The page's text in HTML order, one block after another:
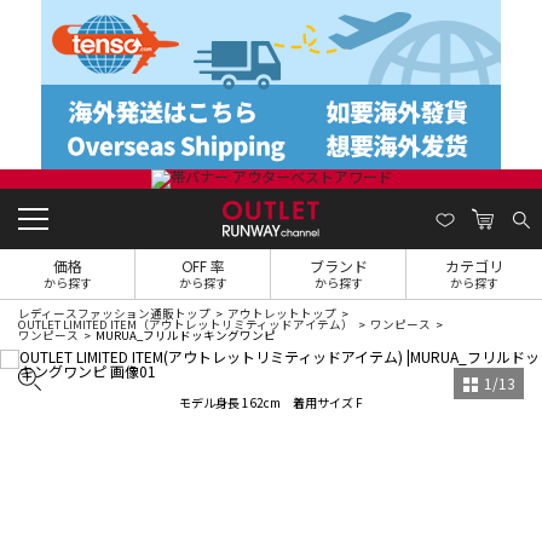
価格
から探す
OFF 率
から探す
ブランド
から探す
カテゴリ
から探す
レディースファッション通販トップ アウトレットトップ
OUTLET LIMITED ITEM（アウトレットリミティッドアイテム） ワンピース
ワンピース MURUA_フリルドッキングワンピ
モデル身長 162cm 着用サイズ F
1 /13